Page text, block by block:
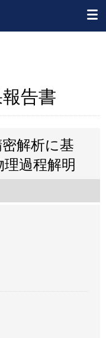
告書
解析に基
過程解明